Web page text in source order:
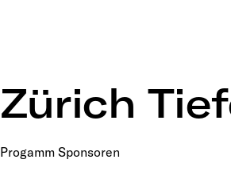
Zürich
Progamm Sponsoren